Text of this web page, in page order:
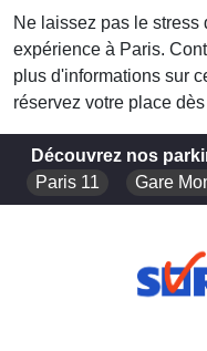
Ne laissez pas le stress
expérience à Paris.
plus d'informations sur
réservez votre place
Découvrez nos
Paris 11
Gare